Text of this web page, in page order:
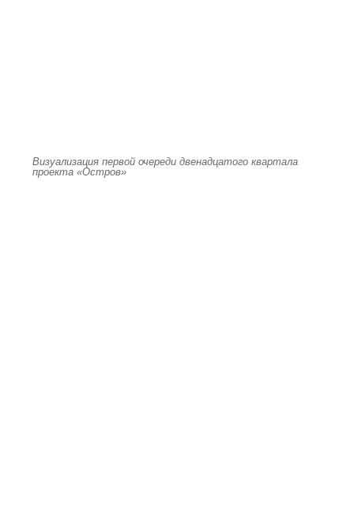
Визуализация первой очереди двенадцатого квартала
проекта «Остров»